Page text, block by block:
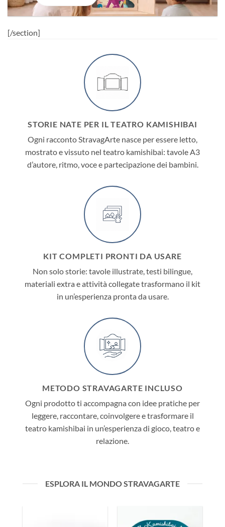
[/section]
STORIE NATE PER IL TEATRO KAMISHIBAI
Ogni racconto StravagArte nasce per essere letto,
mostrato e vissuto nel teatro kamishibai: tavole A3
d’autore, ritmo, voce e partecipazione dei bambini.
KIT COMPLETI PRONTI DA USARE
Non solo storie: tavole illustrate, testi bilingue,
materiali extra e attività collegate trasformano il kit
in un’esperienza pronta da usare.
METODO STRAVAGARTE INCLUSO
Ogni prodotto ti accompagna con idee pratiche per
leggere, raccontare, coinvolgere e trasformare il
teatro kamishibai in un’esperienza di gioco, teatro e
relazione.
ESPLORA IL MONDO STRAVAGARTE